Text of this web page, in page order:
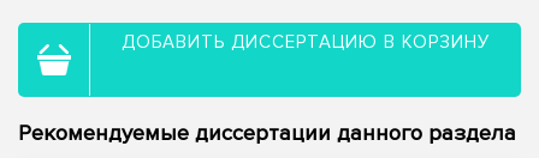
ДОБАВИТЬ ДИССЕРТАЦИЮ В КОРЗИНУ
Рекомендуемые диссертации данного раздела